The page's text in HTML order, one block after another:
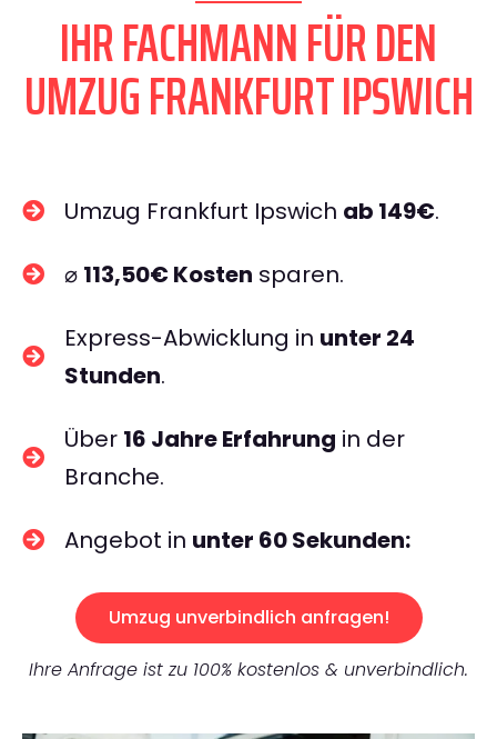
IHR FACHMANN FÜR DEN
UMZUG FRANKFURT IPSWICH
Umzug Frankfurt Ipswich ab 149€.
⌀ 113,50€ Kosten sparen.
Express-Abwicklung in unter 24
Stunden.
Über 16 Jahre Erfahrung in der
Branche.
Angebot in unter 60 Sekunden:
Umzug unverbindlich anfragen!
Ihre Anfrage ist zu 100% kostenlos & unverbindlich.